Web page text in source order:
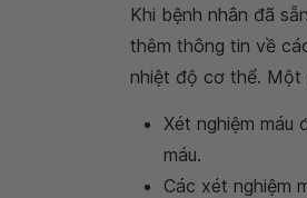
Khi bệnh nhân đã
thêm thông tin về
nhiệt độ cơ thể. Một
Xét nghiệm máu
máu.
Các xét nghiệm